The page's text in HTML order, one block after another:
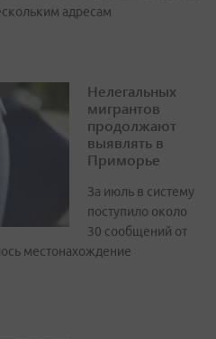
адресам
Нелегальных
мигрантов
продолжают
выявлять в
Приморье
За июль в систему
поступило около
30 сообщений от
местонахождение